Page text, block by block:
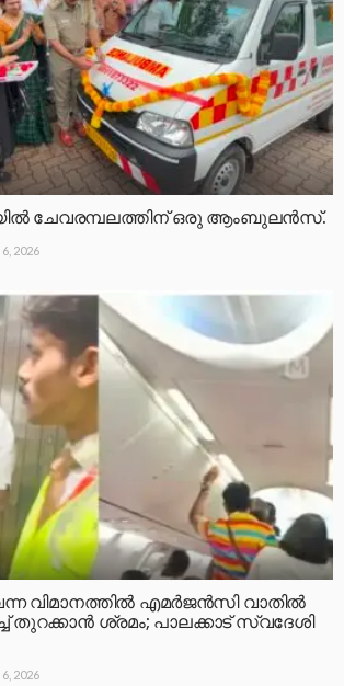
ചേവരമ്പലത്തിന് ഒരു ആംബുലൻസ്.
2026
വിമാനത്തിൽ എമർജൻസി വാതിൽ
ശ്രമം; പാലക്കാട് സ്വദേശി
2026